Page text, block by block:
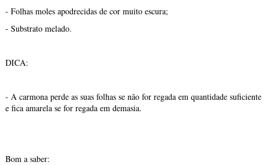
- Folhas moles apodrecidas de cor muito escura;
- Substrato melado.
DICA:
- A carmona perde as suas folhas se não for regada em quantidade suficiente
e fica amarela se for regada em demasia.
Bom a saber: